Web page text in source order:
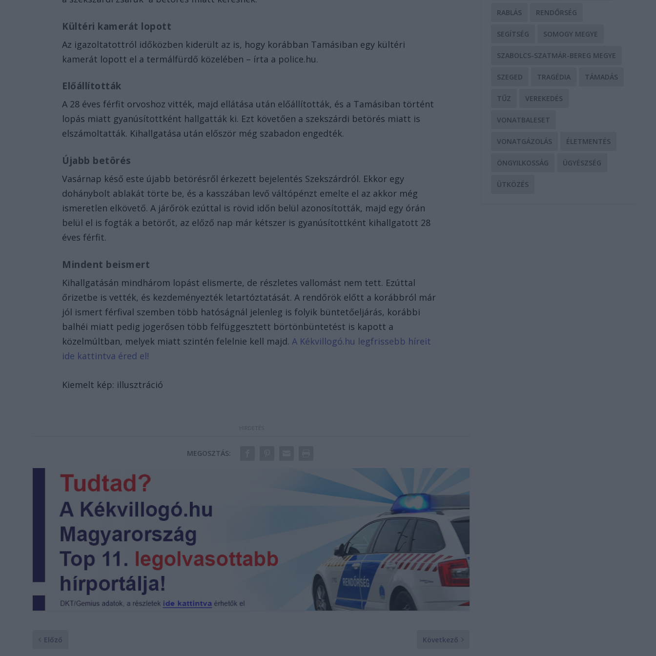
Kültéri kamerát lopott
Az igazoltatottról időközben kiderült az is, hogy korábban Tamásiban egy kültéri
kamerát lopott el a termálfürdő közelében – írta a police.hu.
Előállították
A 28 éves férfit orvoshoz vitték, majd ellátása után előállították, és a Tamásiban történt
lopás miatt gyanúsítottként hallgatták ki. Ezt követően a szekszárdi betörés miatt is
elszámoltatták. Kihallgatása után először még szabadon engedték.
Újabb betörés
Vasárnap késő este újabb betörésről érkezett bejelentés Szekszárdról. Ekkor egy
dohánybolt ablakát törte be, és a kasszában levő váltópénzt emelte el az akkor még
ismeretlen elkövető. A járőrök ezúttal is rövid időn belül azonosították, majd egy órán
belül el is fogták a betörőt, az előző nap már kétszer is gyanúsítottként kihallgatott 28
éves férfit.
Mindent beismert
Kihallgatásán mindhárom lopást elismerte, de részletes vallomást nem tett. Ezúttal
őrizetbe is vették, és kezdeményezték letartóztatását. A rendőrök előtt a korábbról már
jól ismert férfival szemben több hatóságnál jelenleg is folyik büntetőeljárás, korábbi
balhéi miatt pedig jogerősen több felfüggesztett börtönbüntetést is kapott a
közelmúltban, melyek miatt szintén felelnie kell majd.A Kékvillogó.hu legfrissebb híreit
ide kattintva éred el!
Kiemelt kép: illusztráció
MEGOSZTÁS:
Előző Következő
RABLÁS RENDŐRSÉG
SEGÍTSÉG SOMOGY MEGYE
SZABOLCS-SZATMÁR-BEREG MEGYE
SZEGED TRAGÉDIA TÁMADÁS
TŰZ VEREKEDÉS
VONATBALESET
VONATGÁZOLÁS ÉLETMENTÉS
ÖNGYILKOSSÁG ÜGYÉSZSÉG
ÜTKÖZÉS